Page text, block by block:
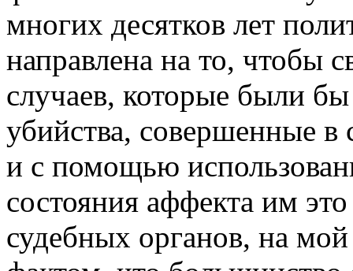
многих десятков лет
направлена на то, чтобы
случаев, которые были
убийства, совершенные в
и с помощью
состояния аффекта им
судебных органов, на